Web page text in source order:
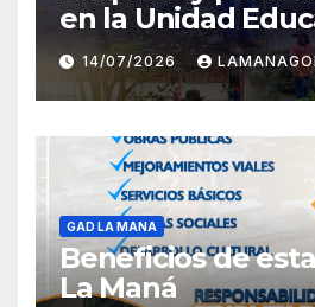
en la Unidad
Carlota Jaramillo
14/07/2026
GAD LA MANA
Beneficios de
La Maná